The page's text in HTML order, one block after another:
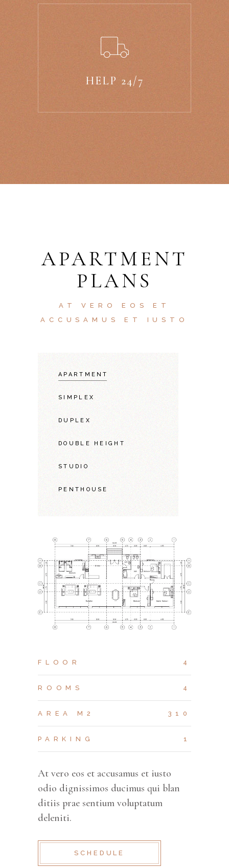
HELP 24/7
APARTMENT
PLANS
AT VERO EOS ET
ACCUSAMUS ET IUSTO
APARTMENT
SIMPLEX
DUPLEX
DOUBLE HEIGHT
STUDIO
PENTHOUSE
FLOOR 4
ROOMS 4
AREA M2 310
PARKING 1
At vero eos et accusamus et iusto
odio dignissimos ducimus qui blan
ditiis prae sentium voluptatum
deleniti.
SCHEDULE